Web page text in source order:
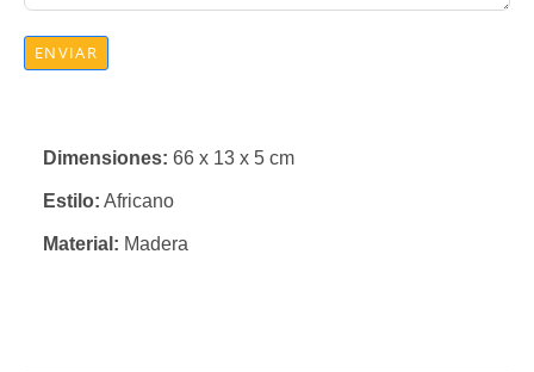
ENVIAR
Dimensiones: 66 x 13 x 5 cm
Estilo: Africano
Material: Madera